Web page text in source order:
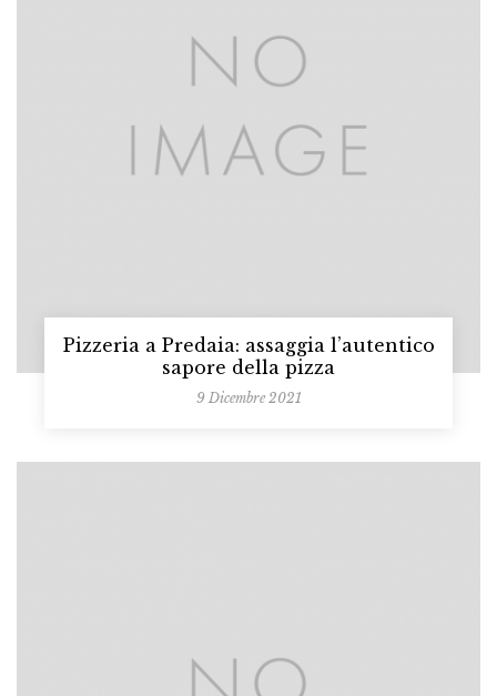
Pizzeria a Predaia: assaggia l’autentico
sapore della pizza
9 Dicembre 2021